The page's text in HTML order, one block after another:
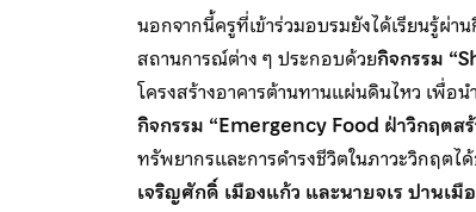
นอกจากนี้ครูที่เข้าร่วมอบรมยังได้เรียนรู้ผ่
สถานการณ์ต่าง ๆ ประกอบด้วยกิจกรรม
โครงสร้างอาคารต้านทานแผ่นดินไหว เพื่อ
กิจกรรม “Emergency Food ฝ่าวิกฤตส
ทรัพยากรและการดำรงชีวิตในภาวะวิกฤต
เจริญศักดิ์ เมืองแก้ว และนายจเร ปานเมื